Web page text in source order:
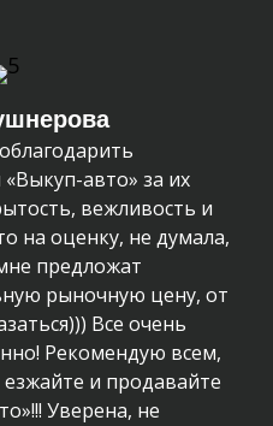
авто» за их
вежливость и
на оценку, не думала,
предложат
рыночную цену, от
Все очень
Рекомендую всем,
и продавайте
Уверена, не